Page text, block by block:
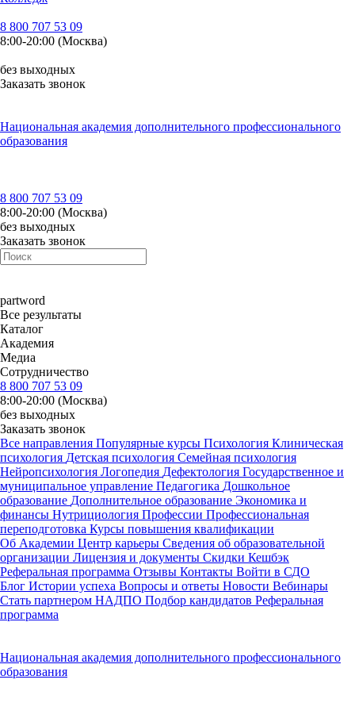
8 800 707 53 09
8:00-20:00 (Москва)
без выходных
Заказать звонок
Национальная академия дополнительного профессионального
образования
8 800 707 53 09
8:00-20:00 (Москва)
без выходных
Заказать звонок
partword
Все результаты
Каталог
Академия
Медиа
Сотрудничество
8 800 707 53 09
8:00-20:00 (Москва)
без выходных
Заказать звонок
Все направления Популярные курсы Психология Клиническая
психология Детская психология Семейная психология
Нейропсихология Логопедия Дефектология Государственное и
муниципальное управление Педагогика Дошкольное
образование Дополнительное образование Экономика и
финансы Нутрициология Профессии Профессиональная
переподготовка Курсы повышения квалификации
Об Академии Центр карьеры Сведения об образовательной
организации Лицензия и документы Скидки Кешбэк
Реферальная программа Отзывы Контакты Войти в СДО
Блог Истории успеха Вопросы и ответы Новости Вебинары
Стать партнером НАДПО Подбор кандидатов Реферальная
программа
Национальная академия дополнительного профессионального
образования